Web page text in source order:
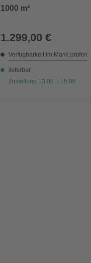
1000 m²
1.299,00 €
Verfügbarkeit im Markt prüfen
lieferbar
Zustellung 13.08. - 15.08.